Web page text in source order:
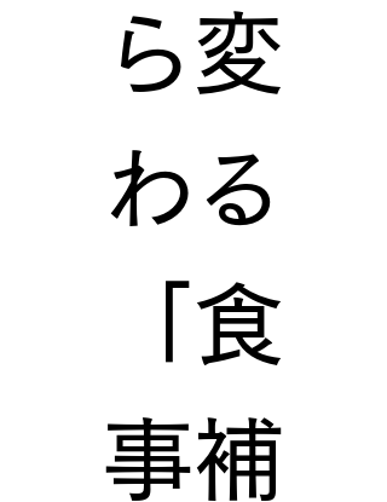
ら変
わる
「食
事補